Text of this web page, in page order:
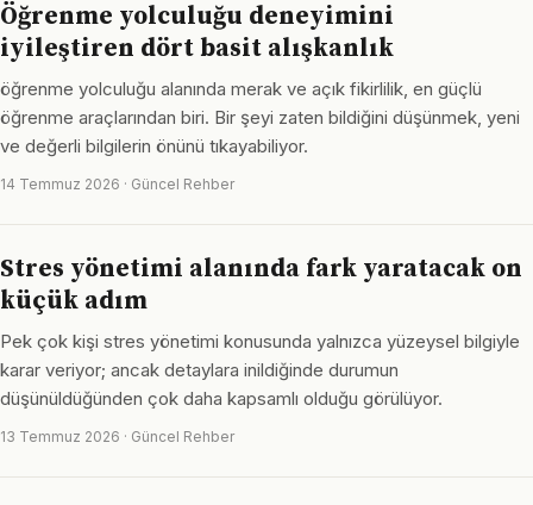
Öğrenme yolculuğu deneyimini
iyileştiren dört basit alışkanlık
öğrenme yolculuğu alanında merak ve açık fikirlilik, en güçlü
öğrenme araçlarından biri. Bir şeyi zaten bildiğini düşünmek, yeni
ve değerli bilgilerin önünü tıkayabiliyor.
14 Temmuz 2026 · Güncel Rehber
Stres yönetimi alanında fark yaratacak on
küçük adım
Pek çok kişi stres yönetimi konusunda yalnızca yüzeysel bilgiyle
karar veriyor; ancak detaylara inildiğinde durumun
düşünüldüğünden çok daha kapsamlı olduğu görülüyor.
13 Temmuz 2026 · Güncel Rehber